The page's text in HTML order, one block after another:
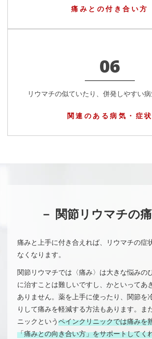
痛みとの付き合い方
06
リウマチの似ていたり、併発しやすい
関連のある病気・症状
－ 関節リウマチの
痛みと上手に付き合えれば、リウマチの症
なくなります。
関節リウマチでは〈痛み〉は大きな悩みの
に治すことは難しいですし、かといってあ
ありません。薬を上手に使ったり、関節を
りして痛みを軽減する方法もあります。ま
ニックというペインクリニックでは痛みを
「痛みとの向き合い方」をサポートしてく